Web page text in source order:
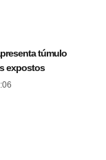
túmulo
expostos